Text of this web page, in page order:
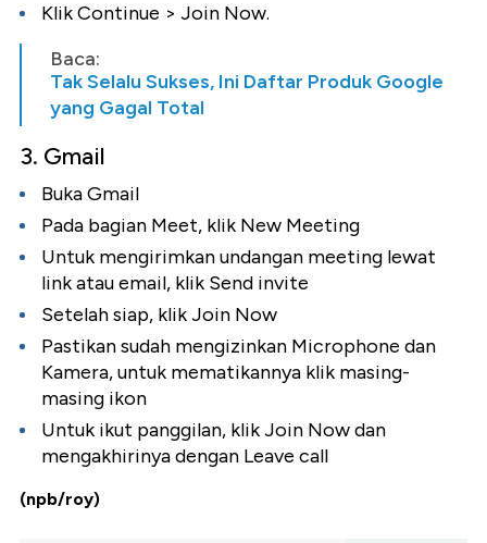
Klik Continue > Join Now.
Baca:
Tak Selalu Sukses, Ini Daftar Produk Google
yang Gagal Total
3. Gmail
Buka Gmail
Pada bagian Meet, klik New Meeting
Untuk mengirimkan undangan meeting lewat
link atau email, klik Send invite
Setelah siap, klik Join Now
Pastikan sudah mengizinkan Microphone dan
Kamera, untuk mematikannya klik masing-
masing ikon
Untuk ikut panggilan, klik Join Now dan
mengakhirinya dengan Leave call
(npb/roy)